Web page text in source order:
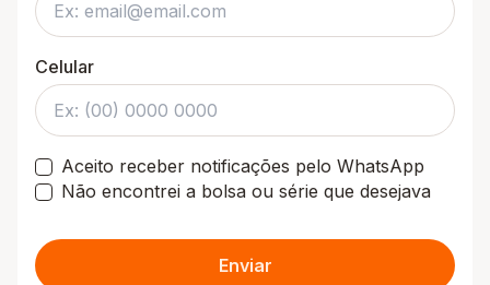
Celular
Aceito receber notificações pelo WhatsApp
Não encontrei a bolsa ou série que desejava
Enviar